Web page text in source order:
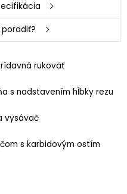
rukoväť
s nadstavením hĺbky rezu
vysávač
s karbidovým ostím